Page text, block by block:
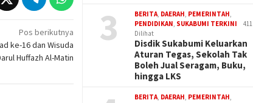
Pos berikutnya
ke-16 dan Wisuda
Huffazh Al-Matin
3 BERITA, DAERAH, PEMERINTAH,
PENDIDIKAN, SUKABUMI TERKINI
411
Dilihat
Disdik Sukabumi Keluarkan
Aturan Tegas, Sekolah Tak
Boleh Jual Seragam, Buku,
hingga LKS
BERITA, DAERAH, PEMERINTAH,